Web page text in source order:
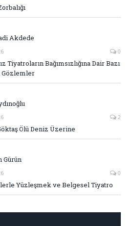
Akdede
0
Tiyatroların Bağımsızlığına Dair Bazı
2
Ölü Deniz Üzerine
Gürün
0
Yüzleşmek ve Belgesel Tiyatro